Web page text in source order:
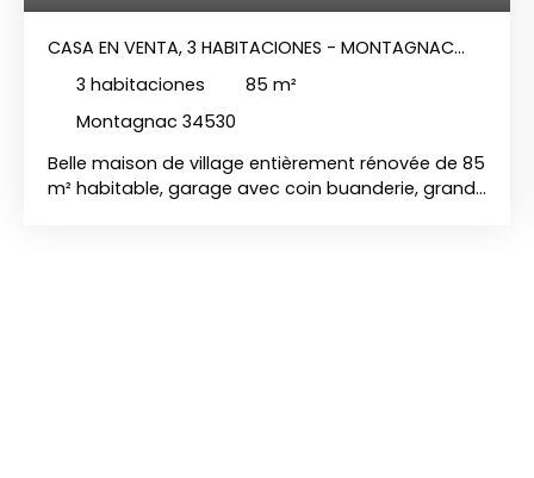
CASA EN VENTA, 3 HABITACIONES - MONTAGNAC
34530
3 habitaciones 85 m²
Montagnac 34530
Belle maison de village entièrement rénovée de 85
m² habitable, garage avec coin buanderie, grande